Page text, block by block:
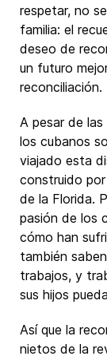
respetar, no
familia: el
deseo de
un futuro
reconciliación.
A pesar de
los cubanos
viajado esta
construido
de la Florida.
pasión de los
cómo han
también
trabajos, y
sus hijos
Así que la
nietos de la